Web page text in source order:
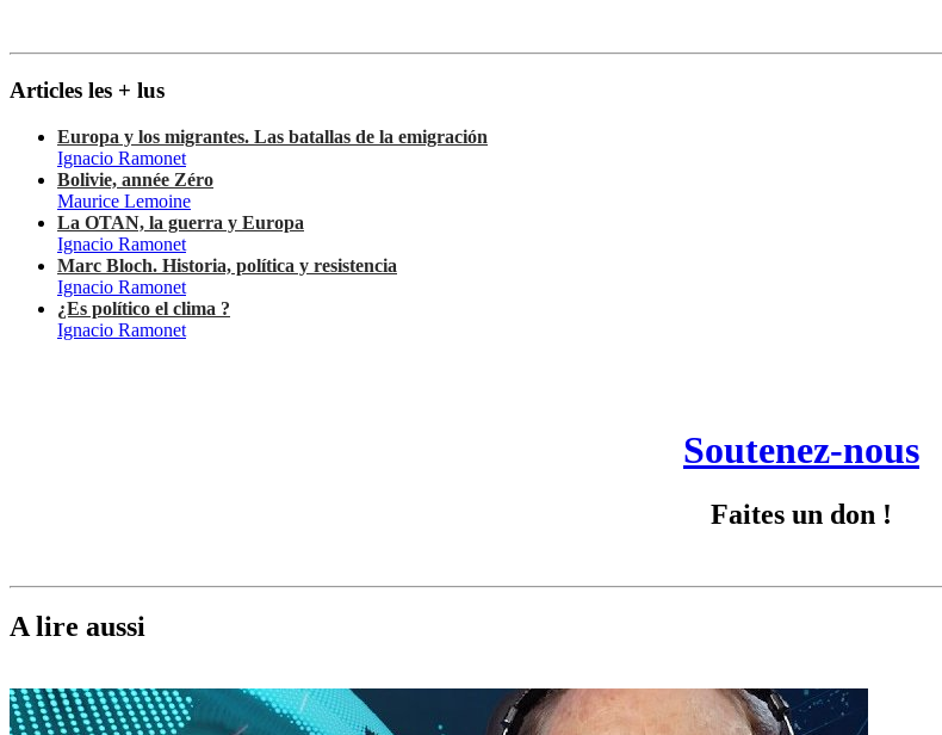
Articles les + lus
Europa y los migrantes. Las batallas de la emigración
Ignacio Ramonet
Bolivie, année Zéro
Maurice Lemoine
La OTAN, la guerra y Europa
Ignacio Ramonet
Marc Bloch. Historia, política y resistencia
Ignacio Ramonet
¿Es político el clima ?
Ignacio Ramonet
Soutenez-nous
Faites un don !
A lire aussi